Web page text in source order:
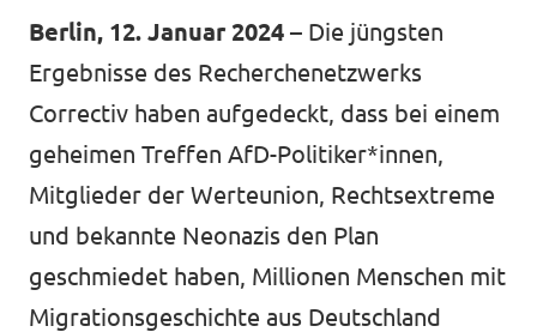
Impressum
Berlin, 12. Januar 2024 – Die jüngsten
Ergebnisse des Recherchenetzwerks
Correctiv haben aufgedeckt, dass bei einem
geheimen Treffen AfD-Politiker*innen,
Mitglieder der Werteunion, Rechtsextreme
und bekannte Neonazis den Plan
geschmiedet haben, Millionen Menschen mit
Migrationsgeschichte aus Deutschland